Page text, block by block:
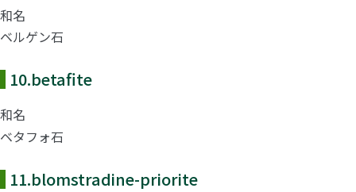
和名
ベルゲン石
10.betafite
和名
ベタフォ石
11.blomstradine-priorite